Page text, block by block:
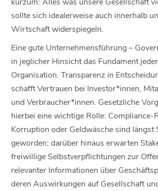
sollte sich idealerweise auch innerhalb
Wirtschaft widerspiegeln.
Eine gute Unternehmensführung –
in jeglicher Hinsicht das Fundament
Organisation. Transparenz in
schafft Vertrauen bei Investor*innen,
und Verbraucher*innen. Gesetzliche
hierbei eine wichtige Rolle: Compliance-
Korruption oder Geldwäsche sind längst
geworden; darüber hinaus erwarten
freiwillige Selbstverpflichtungen zur
relevanter Informationen über
deren Auswirkungen auf Gesellschaft